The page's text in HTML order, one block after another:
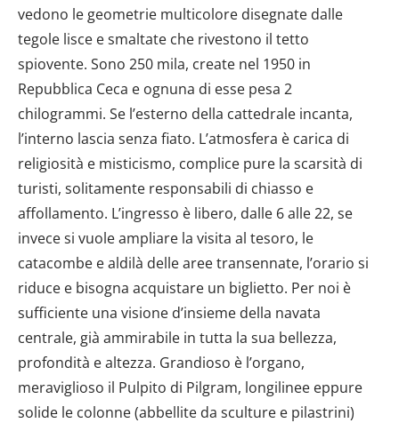
vedono le geometrie multicolore disegnate dalle
tegole lisce e smaltate che rivestono il tetto
spiovente. Sono 250 mila, create nel 1950 in
Repubblica Ceca e ognuna di esse pesa 2
chilogrammi. Se l’esterno della cattedrale incanta,
l’interno lascia senza fiato. L’atmosfera è carica di
religiosità e misticismo, complice pure la scarsità di
turisti, solitamente responsabili di chiasso e
affollamento. L’ingresso è libero, dalle 6 alle 22, se
invece si vuole ampliare la visita al tesoro, le
catacombe e aldilà delle aree transennate, l’orario si
riduce e bisogna acquistare un biglietto. Per noi è
sufficiente una visione d’insieme della navata
centrale, già ammirabile in tutta la sua bellezza,
profondità e altezza. Grandioso è l’organo,
meraviglioso il Pulpito di Pilgram, longilinee eppure
solide le colonne (abbellite da sculture e pilastrini)